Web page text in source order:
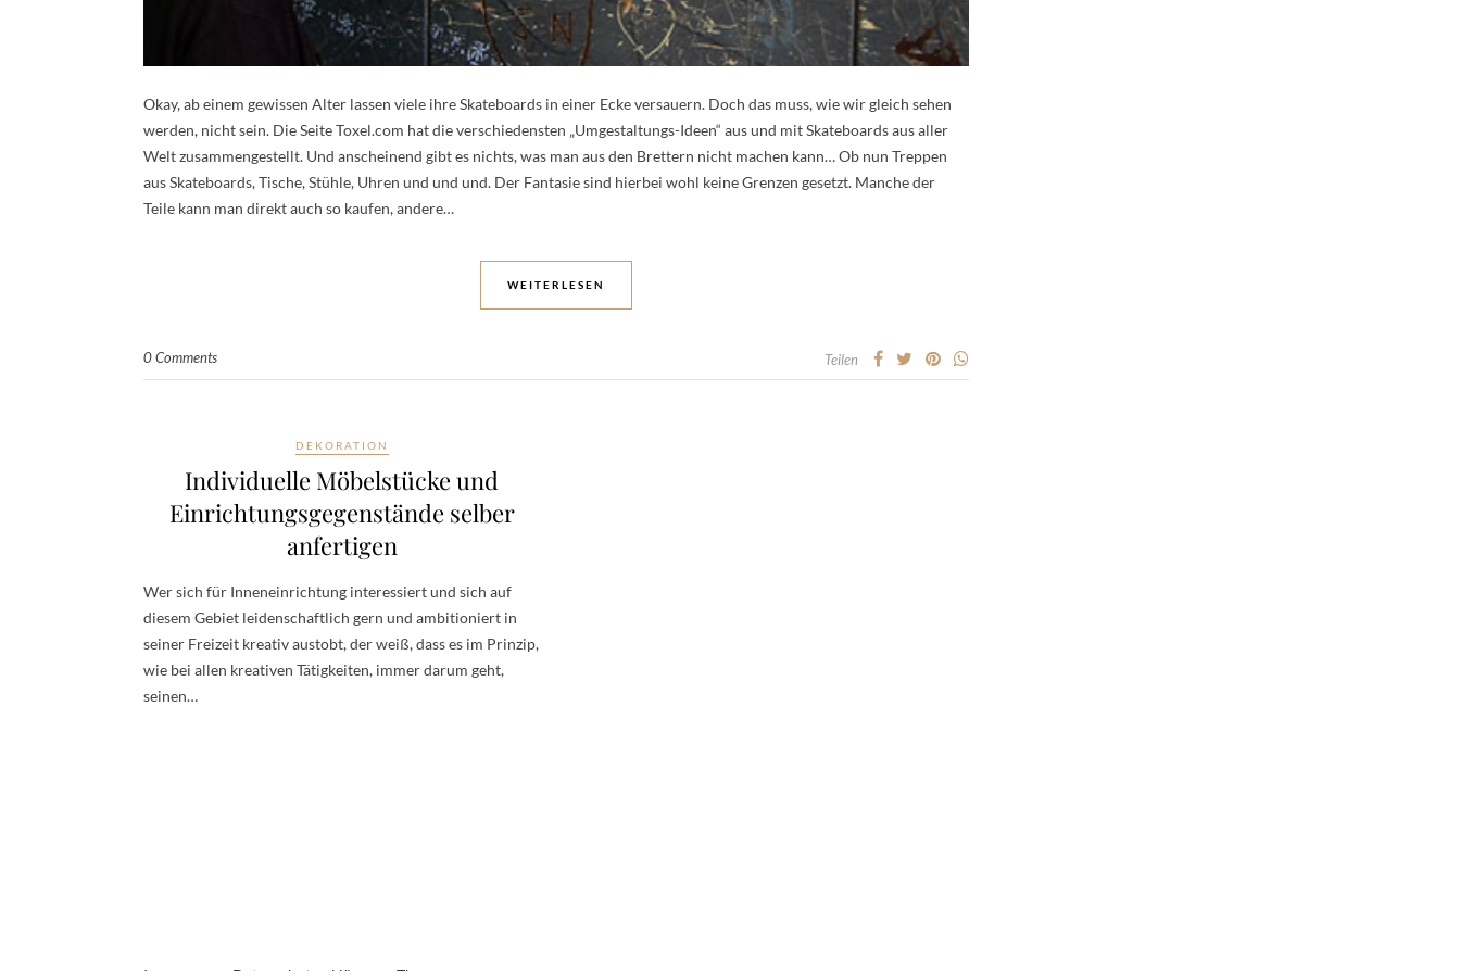
Okay, ab einem gewissen Alter lassen viele ihre Skateboards in einer Ecke versauern. Doch das muss, wie wir gleich sehen
werden, nicht sein. Die Seite Toxel.com hat die verschiedensten „Umgestaltungs-Ideen“ aus und mit Skateboards aus aller
Welt zusammengestellt. Und anscheinend gibt es nichts, was man aus den Brettern nicht machen kann… Ob nun Treppen
aus Skateboards, Tische, Stühle, Uhren und und und. Der Fantasie sind hierbei wohl keine Grenzen gesetzt. Manche der
Teile kann man direkt auch so kaufen, andere…
WEITERLESEN
0 Comments Teilen
DEKORATION
Individuelle Möbelstücke und
Einrichtungsgegenstände selber
anfertigen
Wer sich für Inneneinrichtung interessiert und sich auf
diesem Gebiet leidenschaftlich gern und ambitioniert in
seiner Freizeit kreativ austobt, der weiß, dass es im Prinzip,
wie bei allen kreativen Tätigkeiten, immer darum geht,
seinen…